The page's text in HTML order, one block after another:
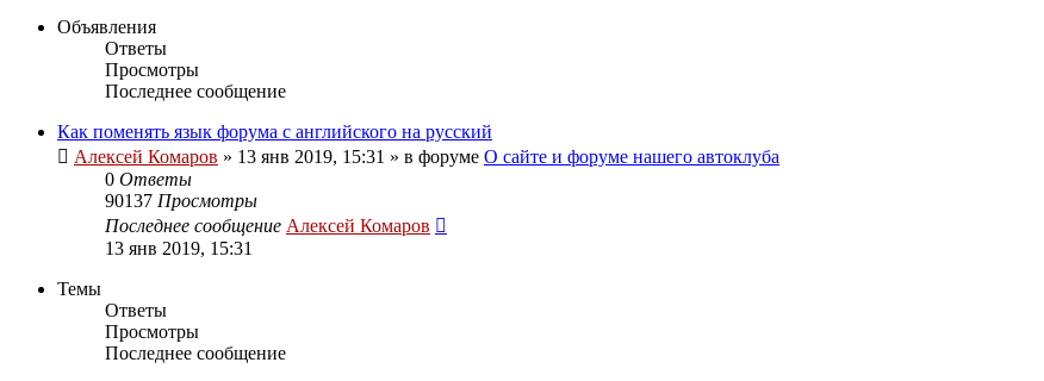
Объявления
Ответы
Просмотры
Последнее сообщение
Как поменять язык форума с английского на русский
Алексей Комаров » 13 янв 2019, 15:31 » в форуме О сайте и форуме нашего автоклуба
0 Ответы
90137 Просмотры
Последнее сообщение Алексей Комаров
13 янв 2019, 15:31
Темы
Ответы
Просмотры
Последнее сообщение